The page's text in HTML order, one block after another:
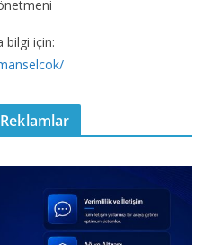
bilgi için: